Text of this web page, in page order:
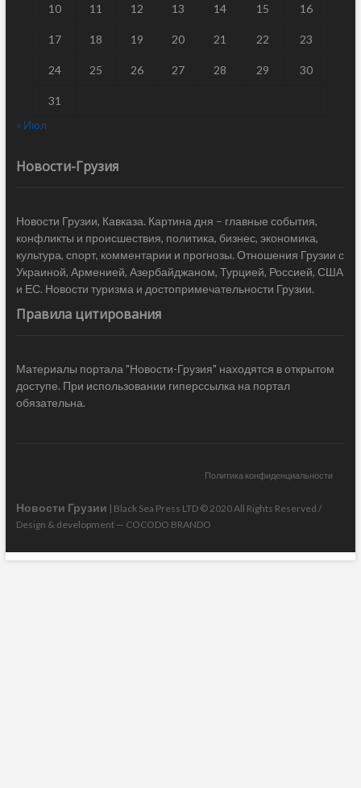
10 11 12 13 14 15 16
17 18 19 20 21 22 23
24 25 26 27 28 29 30
31
« Июл
Новости-Грузия
Новости Грузии, Кавказа. Картина дня – главные события,
конфликты и происшествия, политика, бизнес, экономика,
культура, спорт, комментарии и прогнозы. Отношения Грузии с
Украиной, Арменией, Азербайджаном, Турцией, Россией, США
и ЕС. Новости туризма и достопримечательности Грузии.
Правила цитирования
Материалы портала "Новости-Грузия" находятся в открытом
доступе. При использовании гиперссылка на портал
обязательна.
Политика конфиденциальности
Новости Грузии | Black Sea Press LTD © 2020 All Rights Reserved /
Design & development — COCODO BRANDO